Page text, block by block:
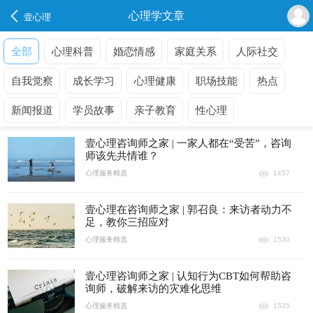
壹心理 心理学文章
全部 心理科普 婚恋情感 家庭关系 人际社交
自我觉察 成长学习 心理健康 职场技能 热点
新闻报道 学员故事 亲子教育 性心理
壹心理咨询师之家 | 一家人都在“受苦”，咨询
师该先共情谁？
心理服务精选 1457
壹心理在咨询师之家 | 郭召良：来访者动力不
足，教你三招应对
心理服务精选 1530
壹心理咨询师之家 | 认知行为CBT如何帮助咨
询师，破解来访的灾难化思维
心理服务精选 1535